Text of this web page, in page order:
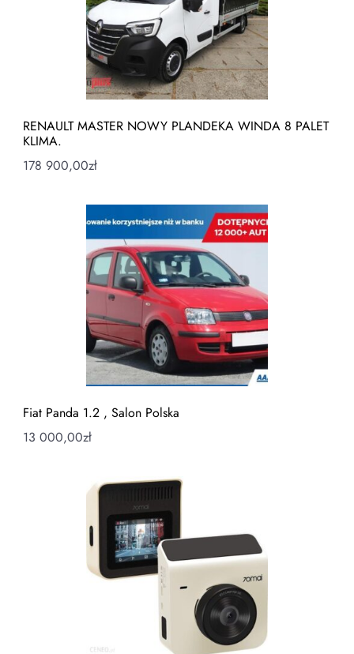
RENAULT MASTER NOWY PLANDEKA WINDA 8 PALET
KLIMA.
178 900,00zł
Fiat Panda 1.2 , Salon Polska
13 000,00zł